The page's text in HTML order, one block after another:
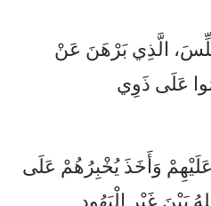
الَّذِي بَرْهَنَ عَنْ
عَلَى ذَوِي
وَأَخَذَ يُخْبِرُهُمْ عَلَى
بَيْنَ غَيْرِ الْيَهُودِ